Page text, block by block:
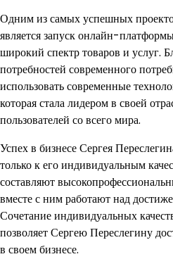
Одним из самых успешных
является запуск онлайн-
широкий спектр товаров и услуг.
потребностей современного
использовать современные
которая стала лидером в своей
пользователей со всего мира.
Успех в бизнесе Сергея
только к его индивидуальным
составляют
вместе с ним работают над
Сочетание индивидуальных
позволяет Сергею Переслегину
в своем бизнесе.